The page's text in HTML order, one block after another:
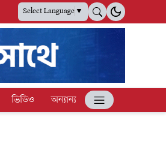
Select Language▼
ভিডিও অন্যান্য